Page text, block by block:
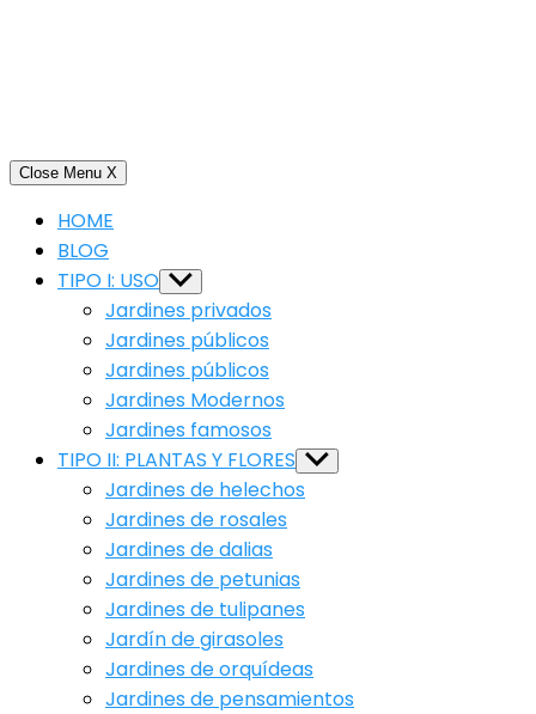
Close Menu X
HOME
BLOG
TIPO I: USO Show
sub
menu
Jardines privados
Jardines públicos
Jardines públicos
Jardines Modernos
Jardines famosos
TIPO II: PLANTAS Y FLORES Show
sub
menu
Jardines de helechos
Jardines de rosales
Jardines de dalias
Jardines de petunias
Jardines de tulipanes
Jardín de girasoles
Jardines de orquídeas
Jardines de pensamientos